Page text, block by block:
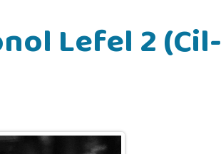
Lefel 2 (Cil-